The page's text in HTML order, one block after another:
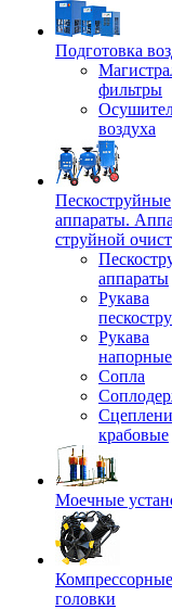
Подготовка
фильтры
воздуха
Пескоструйные
аппараты.
струйной
аппараты
Рукава
Рукава
напорные
Сопла
крабовые
Моечные
Компрессорные
головки